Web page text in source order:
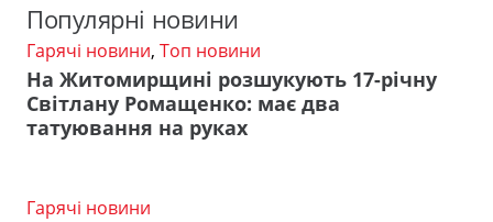
Популярні новини
Гарячі новини, Топ новини
На Житомирщині розшукують 17-річну
Світлану Ромащенко: має два
татуювання на руках
Гарячі новини